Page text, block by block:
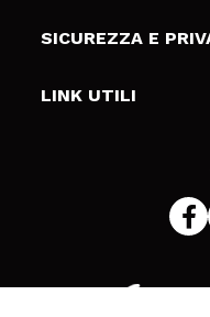
Gift Cards
Spedizioni & Resi
Metodi di
SICUREZZA E
Termini e
LINK UTILI